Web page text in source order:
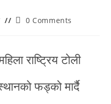
0 Comments
राष्ट्रिय टोली
फड्को मार्दै